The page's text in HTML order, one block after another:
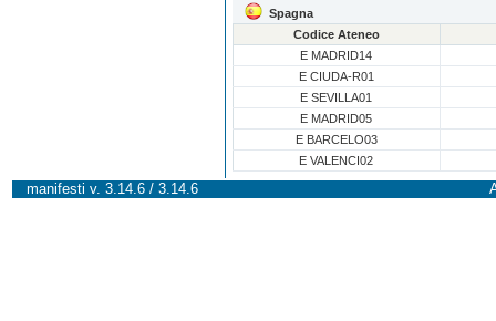
Spagna
Codice Ateneo
E MADRID14
E CIUDA-R01
E SEVILLA01
E MADRID05
E BARCELO03
E VALENCI02
manifesti v. 3.14.6 / 3.14.6